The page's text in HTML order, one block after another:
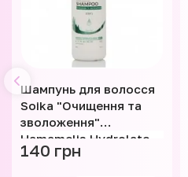
Шампунь для волосся
Soika "Очищення та
зволоження"
Hamamelis Hydrolate
Arnica 300 мл
140 грн